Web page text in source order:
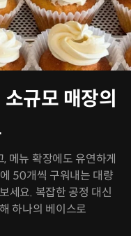
규모 매장의
메뉴 확장에도 유연하게
50개씩 구워내는 대량
세요. 복잡한 공정 대신
하나의 베이스로